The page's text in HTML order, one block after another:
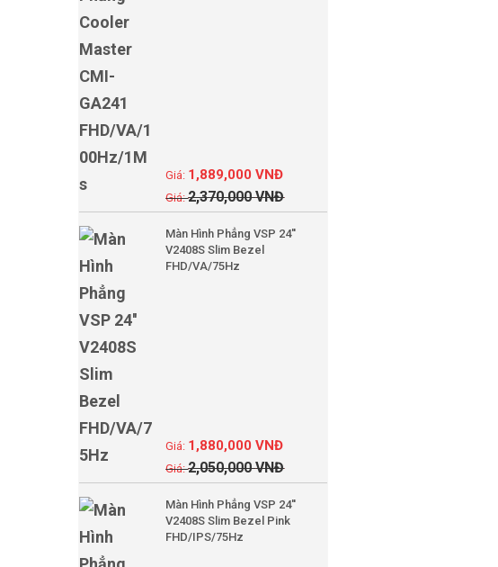
2,370,000VNĐ
1,889,000VNĐ
Màn Hình Phẳng VSP 24''
V2408S Slim Bezel
FHD/VA/75Hz
2,050,000VNĐ
1,880,000VNĐ
Màn Hình Phẳng VSP 24''
V2408S Slim Bezel Pink
FHD/IPS/75Hz